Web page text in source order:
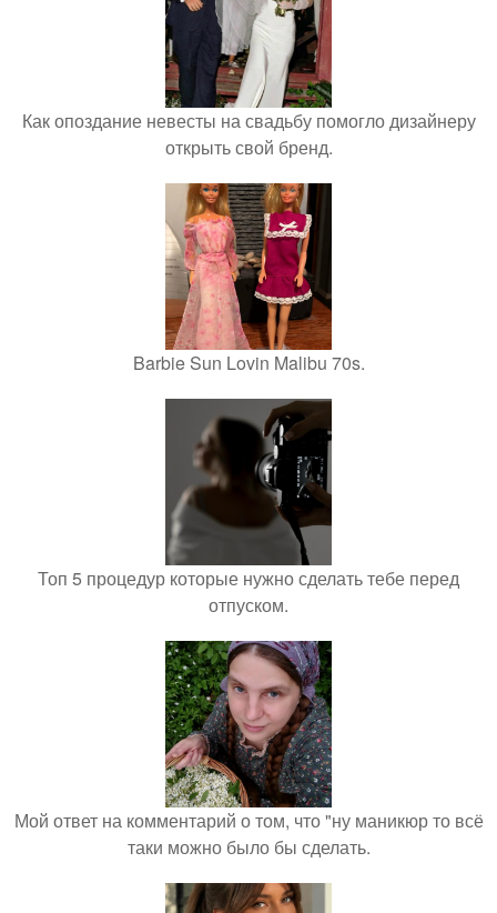
Как опоздание невесты на свадьбу помогло дизайнеру
открыть свой бренд.
Barbie Sun Lovin Malibu 70s.
Топ 5 процедур которые нужно сделать тебе перед
отпуском.
Мой ответ на комментарий о том, что "ну маникюр то всё
таки можно было бы сделать.